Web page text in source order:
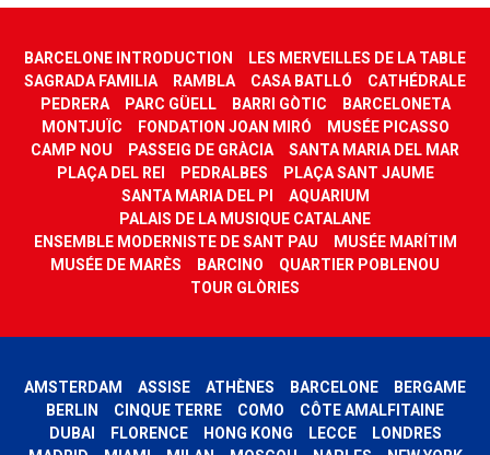
BARCELONE INTRODUCTION
LES MERVEILLES DE LA TABLE
SAGRADA FAMILIA
RAMBLA CASA BATLLÓ
CATHÉDRALE
PEDRERA
PARC GÜELL BARRI GÒTIC
BARCELONETA
MONTJUÏC
FONDATION JOAN MIRÓ
MUSÉE PICASSO
CAMP NOU
PASSEIG DE GRÀCIA
SANTA MARIA DEL MAR
PLAÇA DEL REI
PEDRALBES
PLAÇA SANT JAUME
SANTA MARIA DEL PI
AQUARIUM
PALAIS DE LA MUSIQUE CATALANE
ENSEMBLE MODERNISTE DE SANT PAU
MUSÉE MARÍTIM
MUSÉE DE MARÈS
BARCINO
QUARTIER POBLENOU
TOUR GLÒRIES
AMSTERDAM ASSISE ATHÈNES BARCELONE
BERGAME
BERLIN
CINQUE TERRE COMO
CÔTE AMALFITAINE
DUBAI
FLORENCE HONG KONG LECCE
LONDRES